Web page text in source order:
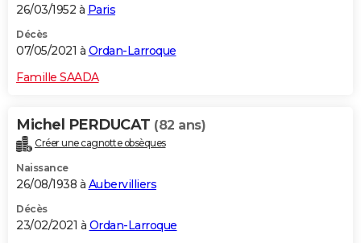
26/03/1952 à Paris
Décès
07/05/2021 à Ordan-Larroque
Famille SAADA
Michel PERDUCAT (82 ans)
Créer une cagnotte obsèques
Naissance
26/08/1938 à Aubervilliers
Décès
23/02/2021 à Ordan-Larroque